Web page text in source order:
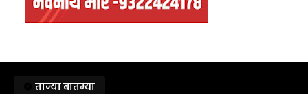
ताज्या बातम्या